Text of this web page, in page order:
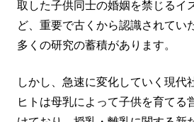
取した子供同士の婚姻を禁じるイ
ど、重要で古くから認識されてい
多くの研究の蓄積があります。
しかし、急速に変化していく現代
ヒトは母乳によって子供を育てる